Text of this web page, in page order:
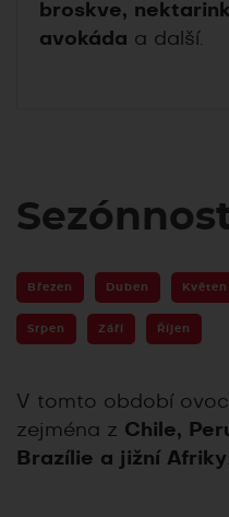
broskve,
avokáda a další.
Březen Duben Květen
Srpen Září Říjen
V tomto období
zejména z Chile,
Brazílie a jižní Afriky.